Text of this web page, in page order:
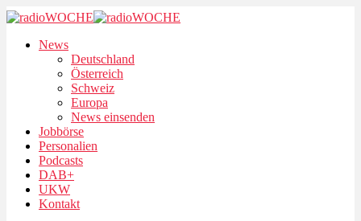
News
Deutschland
Österreich
Schweiz
Europa
News einsenden
Jobbörse
Personalien
Podcasts
DAB+
UKW
Kontakt